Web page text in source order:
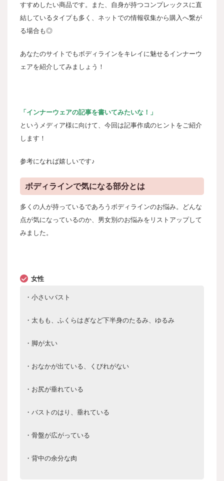
すすめしたい商品です。また、自身が持つコンプレックスに直
結しているタイプも多く、ネットでの情報収集から購入へ繋が
る場合も◎
あなたのサイトでもボディラインをキレイに魅せるインナーウ
ェアを紹介してみましょう！
「インナーウェアの記事を書いてみたいな！」
というメディア様に向けて、今回は記事作成のヒントをご紹介
します！
参考になれば嬉しいです♪
ボディラインで気になる部分とは
多くの人が持っているであろうボディラインのお悩み。どんな
点が気になっているのか、男女別のお悩みをリストアップして
みました。
女性
・小さいバスト
・太もも、ふくらはぎなど下半身のたるみ、ゆるみ
・脚が太い
・おなかが出ている、くびれがない
・お尻が垂れている
・バストのはり、垂れている
・骨盤が広がっている
・背中の余分な肉